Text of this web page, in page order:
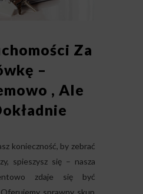
Za
–
, Ale
konieczność, by zebrać
spieszysz się – nasza
zdaje się być